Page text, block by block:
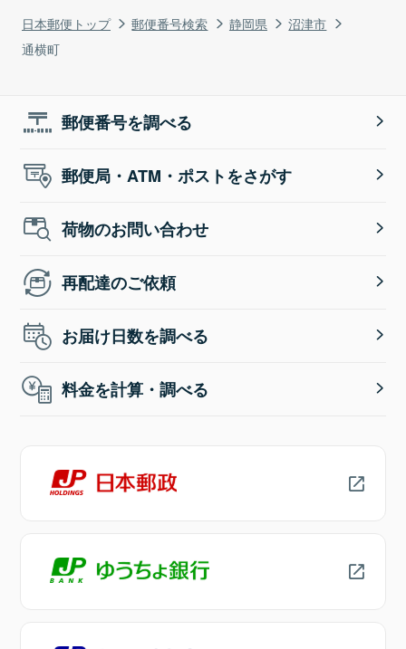
日本郵便トップ 郵便番号検索 静岡県
沼津市
通横町
郵便番号を調べる
郵便局・ATM・ポストをさがす
荷物のお問い合わせ
再配達のご依頼
お届け日数を調べる
料金を計算・調べる